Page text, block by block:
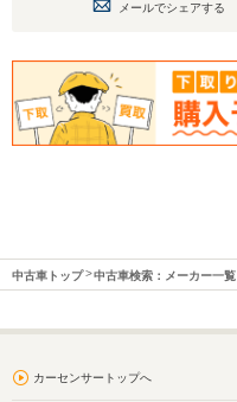
メールでシェアする
中古車トップ 中古車検索：メーカー一覧
カーセンサートップへ